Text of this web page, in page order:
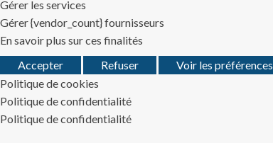
Gérer les services
Gérer {vendor_count} fournisseurs
En savoir plus sur ces finalités
Accepter
Refuser Voir les préférences
Politique de cookies
Politique de confidentialité
Politique de confidentialité